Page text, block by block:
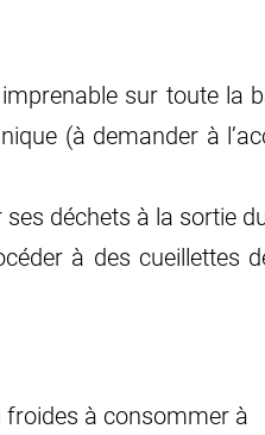
sur toute la
(à demander à
déchets à la sortie
à des cueillettes
à consommer à